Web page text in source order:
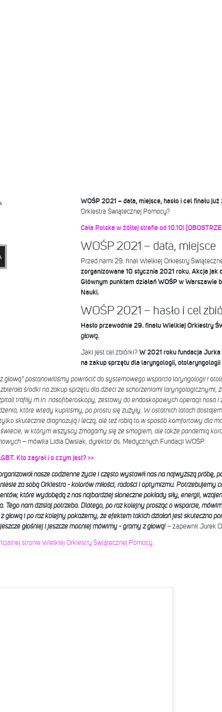
WOŚP 2021 – data, miejsce, hasło i cel finału
Orkiestra Świątecznej Pomocy?
Cała Polska w żółtej strefie od 10.10!
WOŚP 2021 – data, miejsce
Przed nami 29. finał Wielkiej Orkiestry
zorganizowane 10 stycznia 2021 roku. Akcja jak
Głównym punktem działań WOŚP w Warszawie
Nauki.
WOŚP 2021 – hasło i cel
Hasło przewodnie 29. finału Wielkiej Orkiestry
głową.
Jaki jest cel zbiórki? W 2021 roku fundacja
na zakup sprzętu dla laryngologii, otolaryngologii
z głową” postanowiliśmy powrócić do systemowego wsparcia laryngologii i
środki na zakup sprzętu dla dzieci ze schorzeniami laryngologicznymi,
trafiły m.in. nasofiberoskopy, zestawy do endoskopowych operacji nosa i
które wtedy kupiliśmy, po prostu się zużyły. W ostatnich latach
skutecznie diagnozują i leczą, ale też robią to w sposób komfortowy dla
w którym wszyscy zmagamy się ze smogiem, ale także pandemią
– mówiła Lidia Owsiak, dyrektor ds. Medycznych Fundacji WOŚP.
Kto zagrał i o czym jest? >>
nasze codzienne życie i często wystawił nas na najwyższą próbę,
za sobą Orkiestra - kolorów miłości, radości i optymizmu. Potrzebujemy
które wydobędą z nas najbardziej słoneczne pokłady siły, energii,
Tego nam dzisiaj potrzeba. Dlatego, po raz kolejny prosząc o wsparcie,
głową i po raz kolejny pokażemy, że efektem takich działań jest skuteczna
głośniej i jeszcze mocniej mówimy - gramy z głową! – zapewnił Jurek
stronie Wielkiej Orkiestry Świątecznej Pomocy.